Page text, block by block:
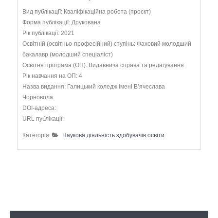
Вид публікації: Кваліфікаційна робота (проєкт)
Форма публікації: Друкована
Рік публікації: 2021
Освітній (освітньо-професійний) ступінь: Фаховий молодший
бакалавр (молодший спеціаліст)
Освітня програма (ОП): Видавнича справа та редагування
Рік навчання на ОП: 4
Назва видання: Галицький коледж імені В’ячеслава
Чорновола
DOI-адреса:
URL публікації:
Категорія: Наукова діяльність здобувачів освіти